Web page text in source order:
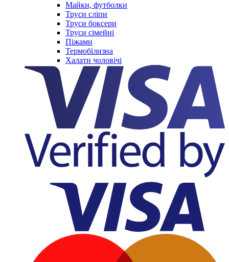
Майки, футболки
Труси сліпи
Труси боксери
Труси сімейні
Піжами
Термобілизна
Халати чоловічі